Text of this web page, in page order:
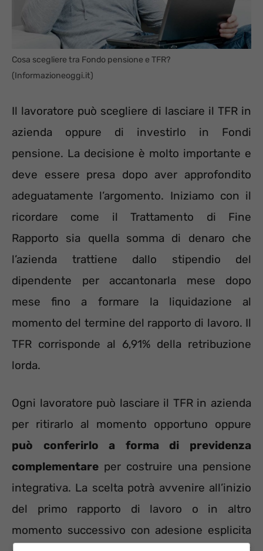
Cosa scegliere tra Fondo pensione e TFR?
(Informazioneoggi.it)
Il lavoratore può scegliere di lasciare il TFR in
azienda oppure di investirlo in Fondi
pensione. La decisione è molto importante e
deve essere presa dopo aver approfondito
adeguatamente l’argomento. Iniziamo con il
ricordare come il Trattamento di Fine
Rapporto sia quella somma di denaro che
l’azienda trattiene dallo stipendio del
dipendente per accantonarla mese dopo
mese fino a formare la liquidazione al
momento del termine del rapporto di lavoro. Il
TFR corrisponde al 6,91% della retribuzione
lorda.
Ogni lavoratore può lasciare il TFR in azienda
per ritirarlo al momento opportuno oppure
può conferirlo a forma di previdenza
complementare per costruire una pensione
integrativa. La scelta potrà avvenire all’inizio
del primo rapporto di lavoro o in altro
momento successivo con adesione esplicita